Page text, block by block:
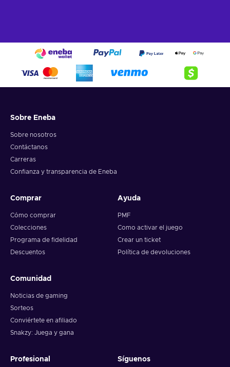
Sobre Eneba
Sobre nosotros
Contáctanos
Carreras
Confianza y transparencia de Eneba
Comprar
Cómo comprar
Colecciones
Programa de fidelidad
Descuentos
Ayuda
PMF
Como activar el juego
Crear un ticket
Política de devoluciones
Comunidad
Noticias de gaming
Sorteos
Conviértete en afiliado
Snakzy: Juega y gana
Profesional Síguenos